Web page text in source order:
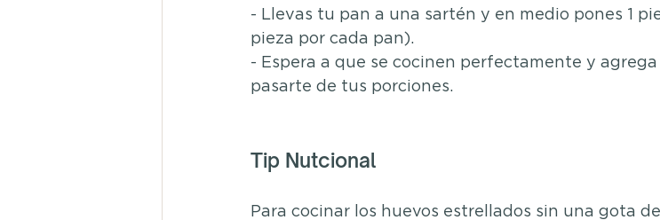
- Llevas tu pan a una sartén y en medio pones 1
pieza por cada pan).
- Espera a que se cocinen perfectamente y
pasarte de tus porciones.
Tip Nutcional
Para cocinar los huevos estrellados sin una gota